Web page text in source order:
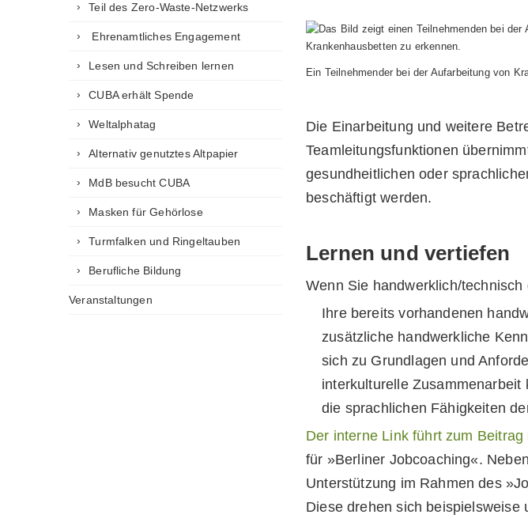
Ein Teilnehmender bei der Aufarbeitung von
Die Einarbeitung und weitere
Teamleitungsfunktionen
gesundheitlichen oder
beschäftigt werden.
Lernen und vertiefen
Wenn Sie handwerklich/
Ihre bereits vorhandenen
zusätzliche handwerkliche
sich zu Grundlagen und
interkulturelle
die sprachlichen Fähigkeiten
Der interne Link führt zum
für »Berliner Jobcoaching«.
Unterstützung im Rahmen des
Diese drehen sich beispielsweise
Teil des Zero-Waste-Netzwerks
Ehrenamtliches Engagement
Lesen und Schreiben lernen
CUBA erhält Spende
Weltalphatag
Alternativ genutztes Altpapier
MdB besucht CUBA
Masken für Gehörlose
Turmfalken und Ringeltauben
Berufliche Bildung
Veranstaltungen